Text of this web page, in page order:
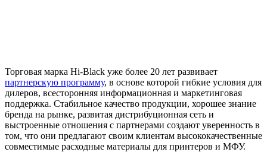
Торговая марка Hi-Black уже более 20 лет развивает
партнерскую программу, в основе которой гибкие условия для
дилеров, всесторонняя информационная и маркетинговая
поддержка. Стабильное качество продукции, хорошее знание
бренда на рынке, развитая дистрибуционная сеть и
выстроенные отношения с партнерами создают уверенность в
том, что они предлагают своим клиентам высококачественные
совместимые расходные материалы для принтеров и МФУ.